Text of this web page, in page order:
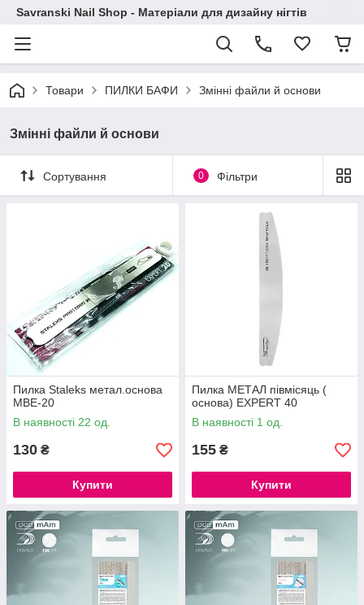
Savranski Nail Shop - Матеріали для дизайну нігтів
Товари ПИЛКИ БАФИ Змінні файли й основи
Змінні файли й основи
Сортування 0 Фільтри
Пилка Staleks метал.основа
MBE-20
В наявності 22 од.
130 ₴
Купити
Пилка МЕТАЛ півмісяць (
основа) EXPERT 40
В наявності 1 од.
155 ₴
Купити